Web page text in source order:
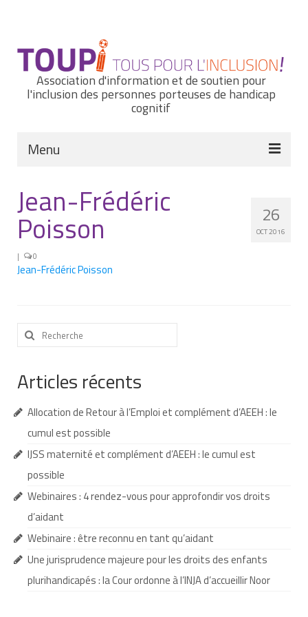
Association d'information et de soutien pour
l'inclusion des personnes porteuses de handicap
cognitif
Menu
Nous connaître
Notre histoire
Nos missions et nos valeurs
Nous contacter
Nos livres
Nos livres adaptés
Soins bucco-dentaires
Les troubles sensoriels
Aide aux démarches
Dossier MDPH
Projet de vie
Demande d’allocations
26
OCT 2016
Jean-Frédéric
Poisson
| 0
Jean-Frédéric Poisson
Rechercher
:
Articles récents
Allocation de Retour à l’Emploi et complément d’AEEH : le
cumul est possible
IJSS maternité et complément d’AEEH : le cumul est
possible
Webinaires : 4 rendez-vous pour approfondir vos droits
d’aidant
Webinaire : être reconnu en tant qu’aidant
Une jurisprudence majeure pour les droits des enfants
plurihandicapés : la Cour ordonne à l’INJA d’accueillir Noor